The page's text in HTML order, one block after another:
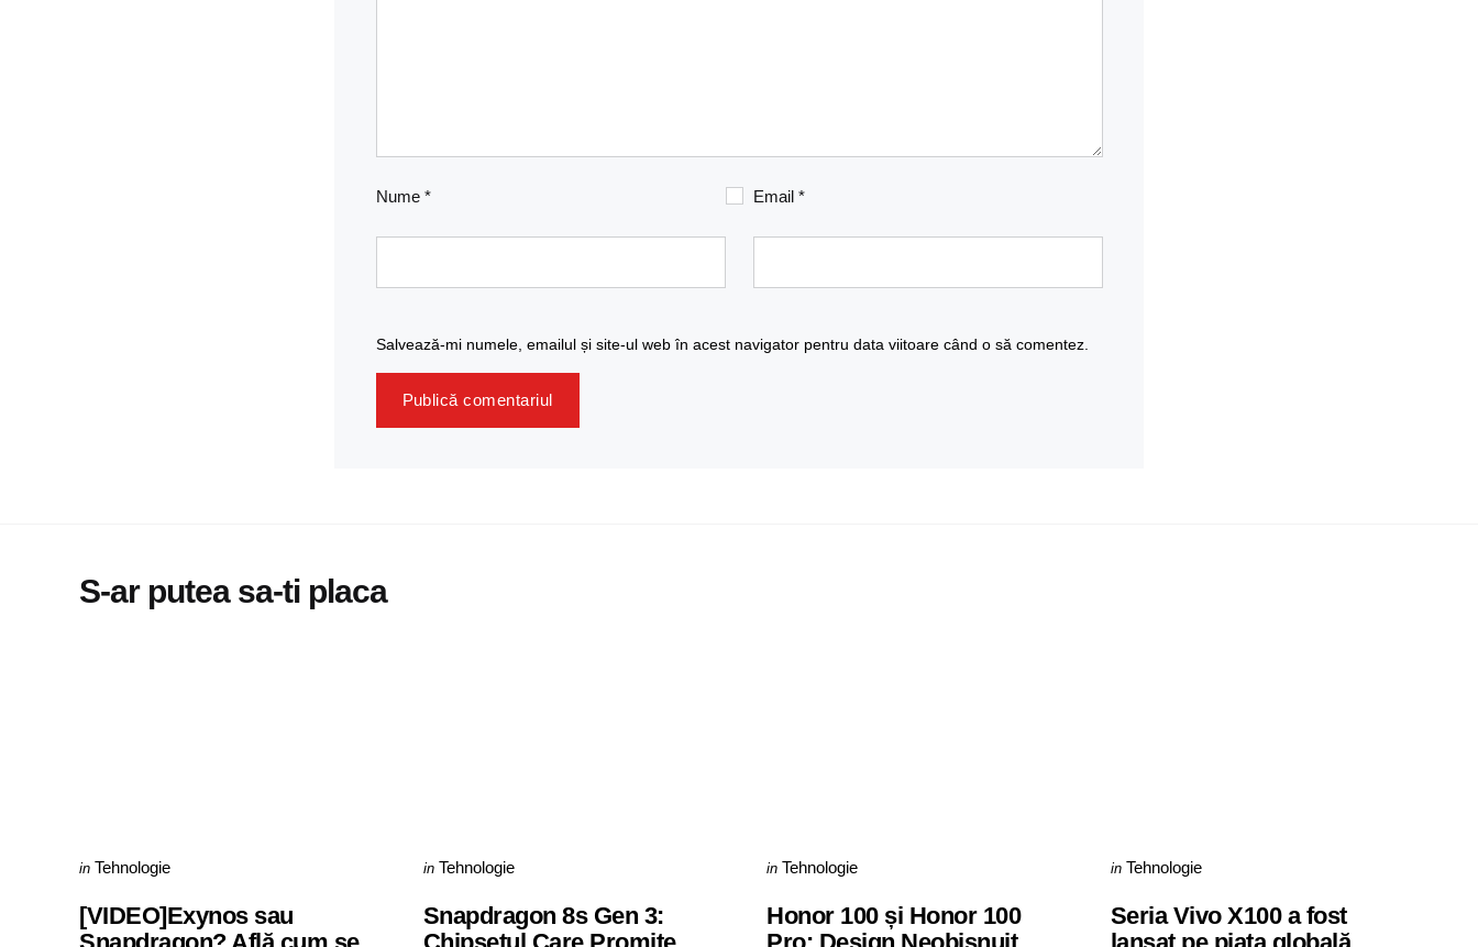
Nume * Email *
Salvează-mi numele, emailul și site-ul web în acest navigator pentru data viitoare când o să comentez.
S-ar putea sa-ti placa
Categories
Posted
in Tehnologie
[VIDEO]Exynos sau
Categories
Posted
in Tehnologie
Snapdragon 8s Gen 3:
Categories
Posted
in Tehnologie
Honor 100 și Honor 100
Categories
Posted
in Tehnologie
Seria Vivo X100 a fost